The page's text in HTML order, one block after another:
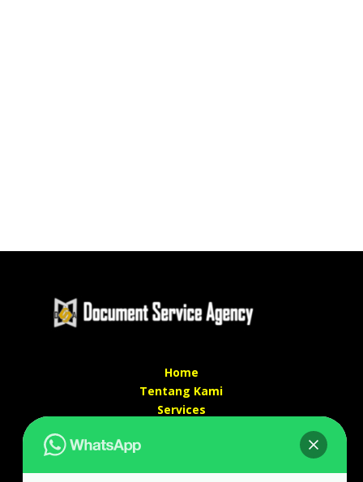
Home
Tentang Kami
Services
Kontak kami